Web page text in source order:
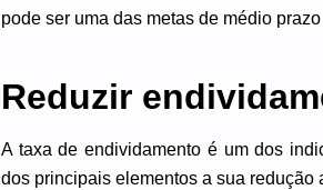
pode ser uma das metas de médio
Reduzir
A taxa de endividamento é um dos
dos principais elementos a sua